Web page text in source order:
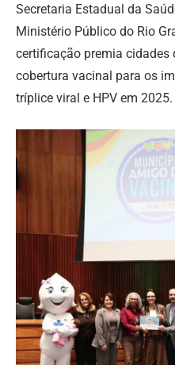
Secretaria Estadual da
Ministério Público do Rio
certificação premia
cobertura vacinal para os
tríplice viral e HPV em 2025.